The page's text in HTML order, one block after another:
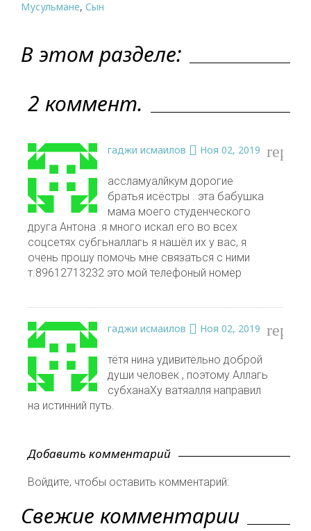
Мусульмане, Сын
В этом разделе:
2 коммент.
гаджи исмаилов Ноя 02, 2019
ассламуалйкум дорогие
братья исёстры . эта бабушка
мама моего студенческого
друга Антона .я много искал его во всех
соцсетях субгьналлагь я нашёл их у вас, я
очень прошу помочь мне связаться с ними
т.89612713232 это мой телефоный номер
reply
гаджи исмаилов Ноя 02, 2019
тётя нина удивительно доброй
души человек , поэтому Аллагь
субханаХу ватяалля направил
на истинний путь.
reply
Добавить комментарий
Войдите, чтобы оставить комментарий:
Свежие комментарии